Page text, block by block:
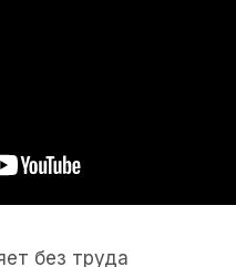
без труда